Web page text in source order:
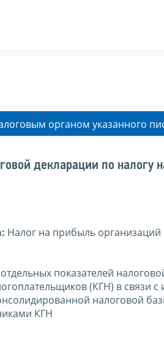
органом указанного
декларации по налогу
Налог на прибыль организаций
показателей
(КГН) в
налоговой
КГН